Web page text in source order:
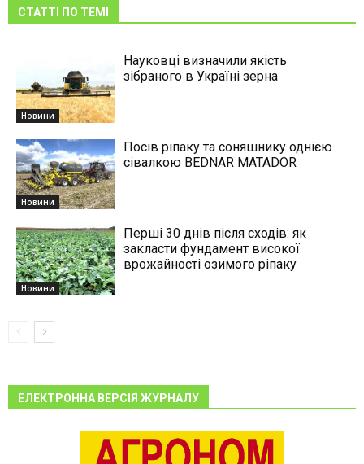
СТАТТІ ПО ТЕМІ
Новини
Науковці визначили якість
зібраного в Україні зерна
Новини
Посів ріпаку та соняшнику однією
сівалкою BEDNAR MATADOR
Новини
Перші 30 днів після сходів: як
закласти фундамент високої
врожайності озимого ріпаку
ЕЛЕКТРОННА ВЕРСІЯ ЖУРНАЛУ